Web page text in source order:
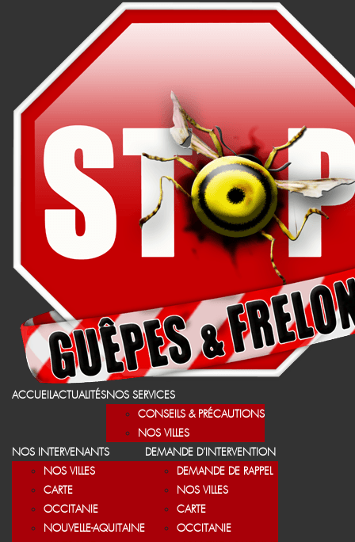
ACCUEILACTUALITÉSNOS SERVICES
CONSEILS & PRÉCAUTIONS
NOS VILLES
NOS INTERVENANTS
NOS VILLES
CARTE
OCCITANIE
NOUVELLE-AQUITAINE
DEMANDE D’INTERVENTION
DEMANDE DE RAPPEL
NOS VILLES
CARTE
OCCITANIE